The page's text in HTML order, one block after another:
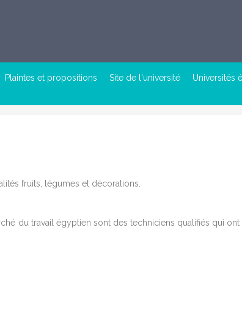
Plaintes et propositions Site de l'université
Universités
fruits, légumes et décorations.
du travail égyptien sont des techniciens qualifiés qui